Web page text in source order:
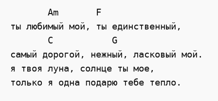
       Am       F
ты любимый мой, ты единственный,
       C           G
самый дорогой, нежный, ласковый мой.
я твоя луна, солнце ты мое,
только я одна подарю тебе тепло.